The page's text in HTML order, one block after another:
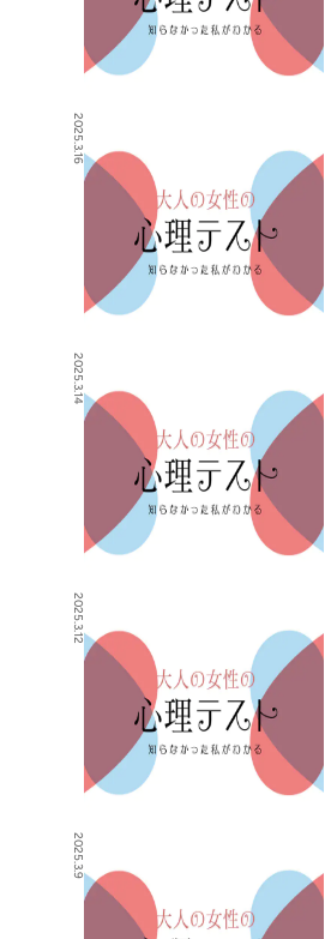
2025.3.16
2025.3.14
2025.3.12
2025.3.9